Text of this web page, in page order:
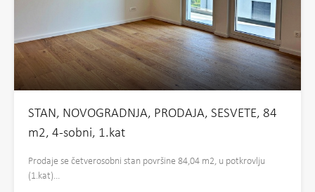
STAN, NOVOGRADNJA, PRODAJA, SESVETE, 84
m2, 4-sobni, 1.kat
Prodaje se četverosobni stan površine 84,04 m2, u potkrovlju
(1.kat)…